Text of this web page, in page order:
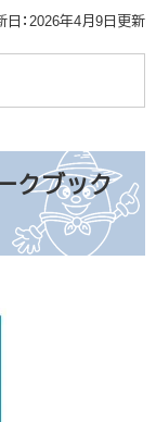
日：2026年4月9日更新
クブック